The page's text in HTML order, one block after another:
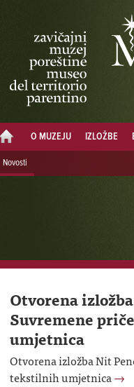
O MUZEJU IZLOŽBE
Novosti
Otvorena
Suvremene
umjetnica
Otvorena izložba Nit
tekstilnih umjetnica→